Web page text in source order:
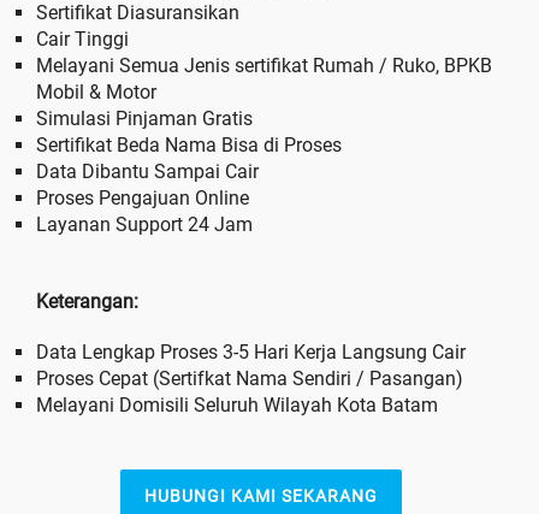
Sertifikat Diasuransikan
Cair Tinggi
Melayani Semua Jenis sertifikat Rumah / Ruko, BPKB
Mobil & Motor
Simulasi Pinjaman Gratis
Sertifikat Beda Nama Bisa di Proses
Data Dibantu Sampai Cair
Proses Pengajuan Online
Layanan Support 24 Jam
Keterangan:
Data Lengkap Proses 3-5 Hari Kerja Langsung Cair
Proses Cepat (Sertifkat Nama Sendiri / Pasangan)
Melayani Domisili Seluruh Wilayah Kota Batam
HUBUNGI KAMI SEKARANG